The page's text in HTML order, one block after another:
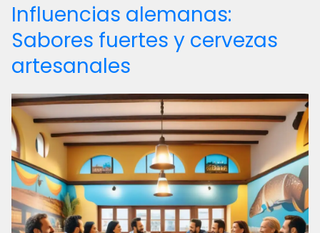
Influencias alemanas:
Sabores fuertes y cervezas
artesanales